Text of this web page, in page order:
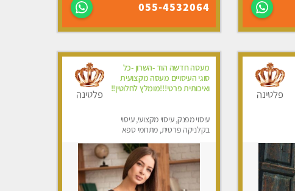
055-4532064
פלטינה
מעסה חדשה הוד -השרון -כל
סוגי העיסויים מעסה מקצועית
ואיכותית פרטי!!!מומלץ לחלוטין!!
עיסוי מפנק, עיסוי מקצועי, עיסוי
בקלניקה פרטית, מתחמי ספא
פלטינה